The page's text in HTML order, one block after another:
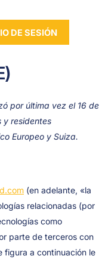
DE SESIÓN
por última vez el 16 de
y residentes
Europeo y Suiza.
(en adelante, «la
relacionadas (por
como
parte de terceros con
figura a continuación le
para
para
para
para
para
Analytics
para
para
diversos